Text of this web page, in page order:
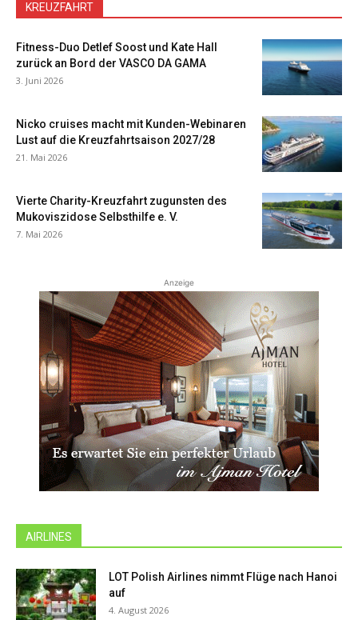
KREUZFAHRT
Fitness-Duo Detlef Soost und Kate Hall
zurück an Bord der VASCO DA GAMA
3. Juni 2026
Nicko cruises macht mit Kunden-Webinaren
Lust auf die Kreuzfahrtsaison 2027/28
21. Mai 2026
Vierte Charity-Kreuzfahrt zugunsten des
Mukoviszidose Selbsthilfe e. V.
7. Mai 2026
Anzeige
AIRLINES
LOT Polish Airlines nimmt Flüge nach Hanoi
auf
4. August 2026